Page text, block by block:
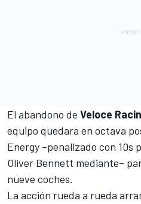
El abandono de Veloce
equipo quedara en octava
Energy –penalizado con 10s
Oliver Bennett mediante–
nueve coches.
La acción rueda a rueda